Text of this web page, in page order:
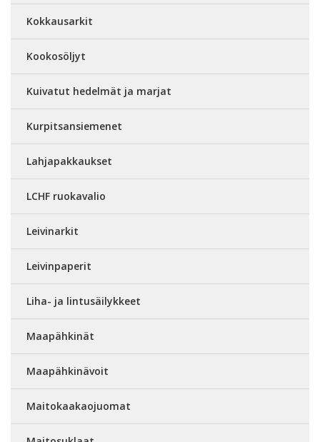
Kokkausarkit
Kookosöljyt
Kuivatut hedelmät ja marjat
Kurpitsansiemenet
Lahjapakkaukset
LCHF ruokavalio
Leivinarkit
Leivinpaperit
Liha- ja lintusäilykkeet
Maapähkinät
Maapähkinävoit
Maitokaakaojuomat